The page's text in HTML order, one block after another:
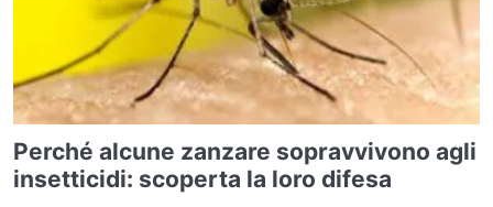
Perché alcune zanzare sopravvivono agli
insetticidi: scoperta la loro difesa